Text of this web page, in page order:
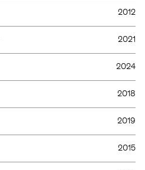
2012
2021
2024
2018
2019
2015